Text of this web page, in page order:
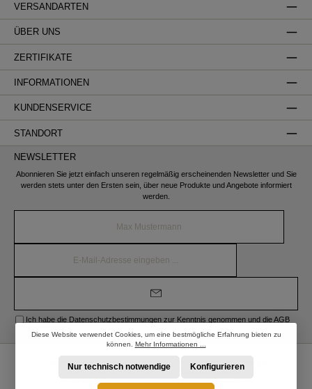
VERSANDARTEN
ÜBER UNS
ZERTIFIKATE
INFORMATIONEN
KUNDENSERVICE
STANDORT
NEWSLETTER
Abonnieren Sie jetzt einfach unseren regelmäßig erscheinenden Newsletter und Sie
werden stets unter den Ersten sein, über neue Produkte und Angebote informiert
werden.
Mail-
Ich habe die Datenschutzbestimmungen zur Kenntnis genommen und dieAGB
* Alle Preise inkl. gesetzl. Mehrwertsteuer zzgl.Versandkosten
Nachnahmegebühren, wenn nicht anders angegeben.
© 2026 STRÖBER Shop - Alle Rechte vorbehalten.
Diese Website verwendet Cookies, um eine bestmögliche Erfahrung bieten zu
können. Mehr Informationen ...
Nur technisch notwendige Konfigurieren